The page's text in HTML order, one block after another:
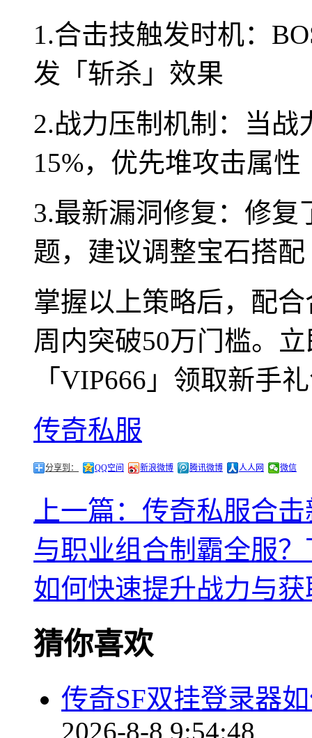
1.合击技触发时机：
发「斩杀」效果
2.战力压制机制：当战
15%，优先堆攻击属性
3.最新漏洞修复：修
题，建议调整宝石搭配
掌握以上策略后，配
周内突破50万门槛。
「VIP666」领取新手
传奇私服
分享到： QQ空间 新浪微博 腾讯微博 人人网 微信
上一篇：传奇私服合
与职业组合制霸全服？
如何快速提升战力与
猜你喜欢
传奇SF双挂登录器
2026-8-8 9:54:48